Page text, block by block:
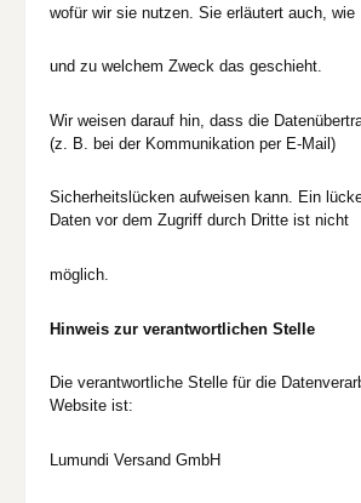
wofür wir sie nutzen. Sie erläutert auch, wie
und zu welchem Zweck das geschieht.
Wir weisen darauf hin, dass die
(z. B. bei der Kommunikation per E-Mail)
Sicherheitslücken aufweisen kann. Ein
Daten vor dem Zugriff durch Dritte ist nicht
möglich.
Hinweis zur verantwortlichen Stelle
Die verantwortliche Stelle für die
Website ist:
Lumundi Versand GmbH